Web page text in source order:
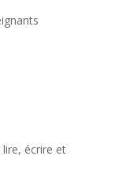
lire, écrire et